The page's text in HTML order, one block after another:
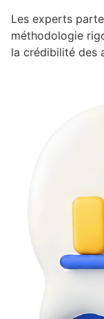
Les experts
méthodologie
la crédibilité des